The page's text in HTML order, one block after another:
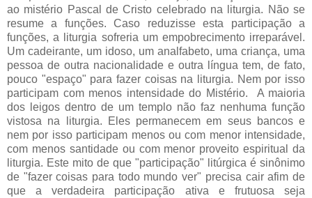
ao mistério Pascal de Cristo celebrado na liturgia. Não se
resume a funções. Caso reduzisse esta participação a
funções, a liturgia sofreria um empobrecimento irreparável.
Um cadeirante, um idoso, um analfabeto, uma criança, uma
pessoa de outra nacionalidade e outra língua tem, de fato,
pouco "espaço" para fazer coisas na liturgia. Nem por isso
participam com menos intensidade do Mistério. A maioria
dos leigos dentro de um templo não faz nenhuma função
vistosa na liturgia. Eles permanecem em seus bancos e
nem por isso participam menos ou com menor intensidade,
com menos santidade ou com menor proveito espiritual da
liturgia. Este mito de que "participação" litúrgica é sinônimo
de "fazer coisas para todo mundo ver" precisa cair afim de
que a verdadeira participação ativa e frutuosa seja